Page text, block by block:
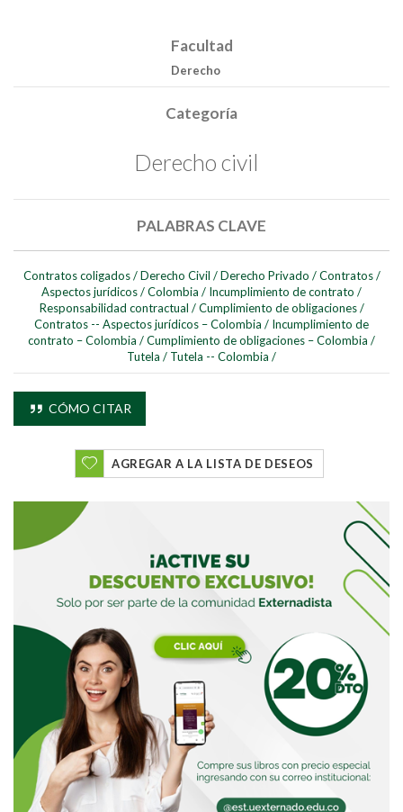
Buscar
Buscar
Facultad
Derecho
Categoría
Derecho civil
PALABRAS CLAVE
Contratos coligados / Derecho Civil / Derecho Privado / Contratos /
Aspectos jurídicos/Colombia / Incumplimiento de contrato /
Responsabilidad contractual / Cumplimiento de obligaciones /
Contratos -- Aspectos jurídicos – Colombia / Incumplimiento de
contrato – Colombia /Cumplimiento de obligaciones – Colombia /
Tutela / Tutela -- Colombia /
CÓMO CITAR
AGREGAR A LA LISTA DE DESEOS